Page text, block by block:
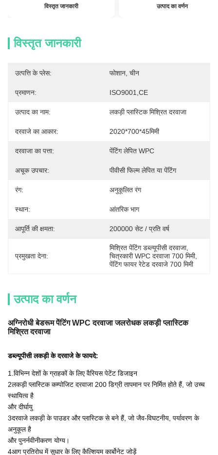
विस्तृत जानकारी उत्पाद का वर्णन
विस्तृत जानकारी
उत्पत्ति के प्लेस: फोशान, चीन
प्रमाणन: ISO9001,CE
उत्पाद का नाम: लकड़ी प्लास्टिक मिश्रित दरवाजा
दरवाजे का आकार: 2020*700*45मिमी
दरवाजा का पत्ता: पेंटिंग लेपित WPC
अचूक उपचार: पीवीसी फिल्म लेपित या पेंटिंग
रंग: अनुकूलित रंग
स्थान: आंतरिक भाग
आपूर्ति की क्षमता: 200000 सेट / प्रति वर्ष
प्रमुखता देना:
मिश्रित पेंटिंग डब्ल्यूपीसी दरवाजा,
चित्रकारी WPC दरवाजा 700 मिमी,
पेंटिंग फायर रेटेड दरवाजे 700 मिमी
उत्पाद का वर्णन
अग्निरोधी बेडरूम पेंटिंग WPC दरवाजा जलरोधक लकड़ी प्लास्टिक
मिश्रित दरवाजा
डब्ल्यूपीसी लकड़ी के दरवाजे के फायदे:
1. विभिन्न देशों के ग्राहकों के लिए वैरियस पेटेंट डिजाइन
2लकड़ी प्लास्टिक कम्पोजिट दरवाजा 200 डिग्री तापमान पर निर्मित होते हैं, जो उच्च
स्थायित्व है
और दीर्घायु
3दरवाजे लकड़ी के पाउडर और प्लास्टिक से बने हैं, जो जैव-विघटनीय, पर्यावरण के
अनुकूल है
और पुनर्नवीनीकरण योग्य।
4आग प्रतिरोध में सुधार के लिए कैल्शियम कार्बोनेट जोड़ें